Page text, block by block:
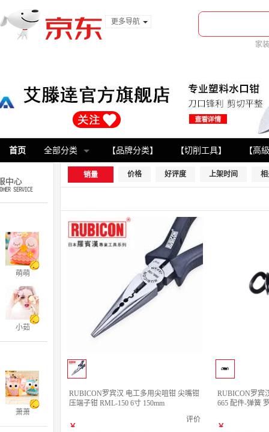
更多导航
家
首页 全部分类 【品牌分类】 【切削工具】 【高
萌萌
小茹
萧萧
销量 价格 好评度 上架时间
RUBICON罗宾汉 电工多用尖咀钳 尖嘴钳
压端子钳 RML-150 6寸 150mm
评价
￥
RUBICON罗宾
665 配件-弹簧
￥